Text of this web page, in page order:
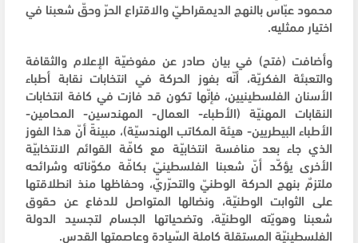
محمود عبّاس بالنهج الديمقراطيّ والاقتراع الحرّ وحقّ شعبنا في
اختيار ممثليه.
وأضافت (فتح) في بيان صادر عن مفوضيّة الإعلام والثقافة
والتعبئة الفكريّة، أنّه بفوز الحركة في انتخابات نقابة أطباء
الأسنان الفلسطينيين، فإنّها تكون قد فازت في كافة انتخابات
النقابات المهنيّة (الأطباء- العمال- المهندسين- المحامين-
الأطباء البيطريين- هيئة المكاتب الهندسيّة)، مبينةً أنّ هذا الفوز
الذي جاء بعد منافسة انتخابيّة مع كافّة القوائم الانتخابيّة
الأخرى يؤكّد أنّ شعبنا الفلسطينيّ بكافّة مكوّناته وشرائحه
ملتزمٌ بنهج الحركة الوطنيّ والتحرّريّ، وحفاظها منذ انطلاقتها
على الثوابت الوطنيّة، ونضالها المتواصل للدفاع عن حقوق
شعبنا وهويّته الوطنيّة، وتضحياتها الجسام لتجسيد الدولة
الفلسطينيّة المستقلة كاملة السّيادة وعاصمتها القدس.